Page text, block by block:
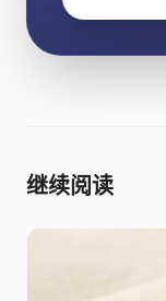
继续阅读